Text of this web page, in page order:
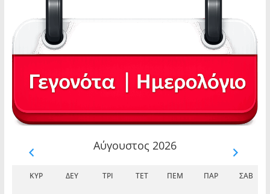
Αύγουστος 2026
ΚΥΡ ΔΕΥ ΤΡΊ ΤΕΤ ΠΈΜ ΠΑΡ ΣΆΒ